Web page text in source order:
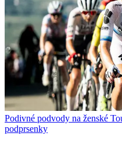
Podivné podvody na ženské
podprsenky